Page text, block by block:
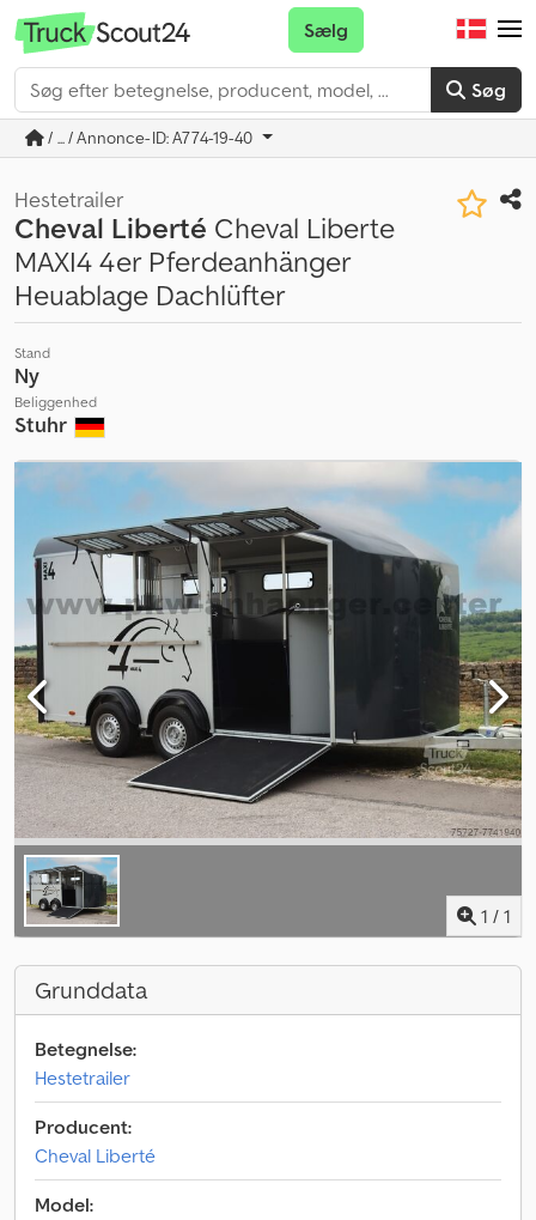
Søg
Sælg
/ ... / Annonce-ID: A774-19-40
Hestetrailer
Cheval Liberté Cheval Liberte
MAXI4 4er Pferdeanhänger
Heuablage Dachlüfter
Stand
Ny
Beliggenhed
Stuhr
1 / 1
Grunddata
Betegnelse:
Hestetrailer
Producent:
Cheval Liberté
Model: